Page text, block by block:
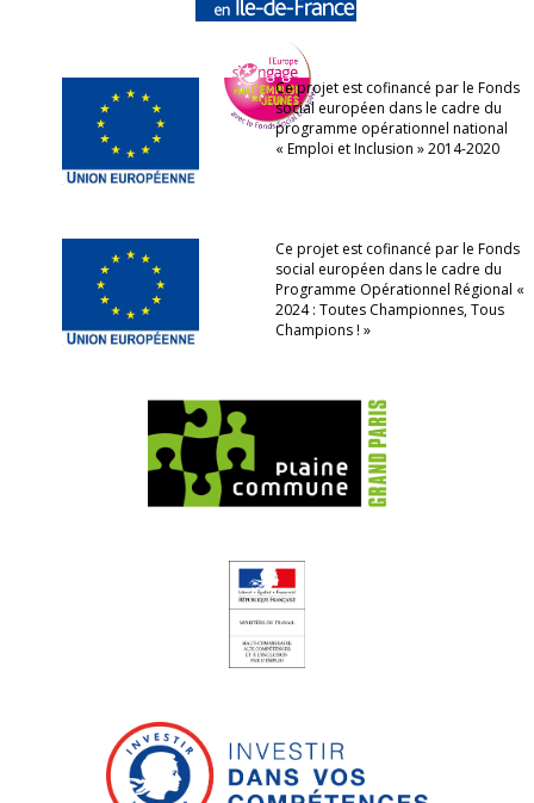
Ce projet est cofinancé par le Fonds
social européen dans le cadre du
programme opérationnel national
« Emploi et Inclusion » 2014-2020
Ce projet est cofinancé par le Fonds
social européen dans le cadre du
Programme Opérationnel Régional «
2024 : Toutes Championnes, Tous
Champions ! »